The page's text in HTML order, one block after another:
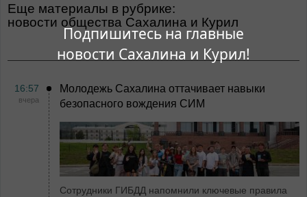
Подпишитесь на главные
новости Сахалина и Курил!
Еще материалы в рубрике:
Новости общества Сахалина и Курил
16:57
вчера
Молодежь Сахалина оттачивает навыки
безопасного вождения СИМ
Сотрудники ГИБДД напомнили ключевые правила